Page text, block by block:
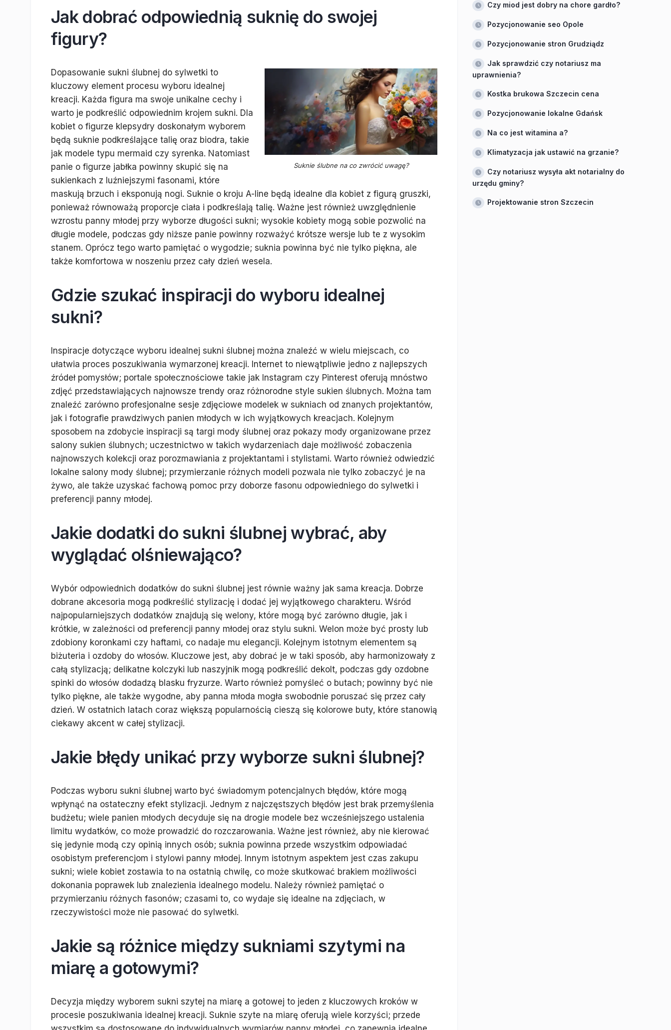
Jak dobrać odpowiednią suknię do swojej
figury?
Suknie ślubne na co zwrócić uwagę?
Dopasowanie sukni ślubnej do sylwetki to
kluczowy element procesu wyboru idealnej
kreacji. Każda figura ma swoje unikalne cechy i
warto je podkreślić odpowiednim krojem sukni. Dla
kobiet o figurze klepsydry doskonałym wyborem
będą suknie podkreślające talię oraz biodra, takie
jak modele typu mermaid czy syrenka. Natomiast
panie o figurze jabłka powinny skupić się na
sukienkach z luźniejszymi fasonami, które
maskują brzuch i eksponują nogi. Suknie o kroju A-line będą idealne dla kobiet z figurą gruszki,
ponieważ równoważą proporcje ciała i podkreślają talię. Ważne jest również uwzględnienie
wzrostu panny młodej przy wyborze długości sukni; wysokie kobiety mogą sobie pozwolić na
długie modele, podczas gdy niższe panie powinny rozważyć krótsze wersje lub te z wysokim
stanem. Oprócz tego warto pamiętać o wygodzie; suknia powinna być nie tylko piękna, ale
także komfortowa w noszeniu przez cały dzień wesela.
Gdzie szukać inspiracji do wyboru idealnej
sukni?
Inspiracje dotyczące wyboru idealnej sukni ślubnej można znaleźć w wielu miejscach, co
ułatwia proces poszukiwania wymarzonej kreacji. Internet to niewątpliwie jedno z najlepszych
źródeł pomysłów; portale społecznościowe takie jak Instagram czy Pinterest oferują mnóstwo
zdjęć przedstawiających najnowsze trendy oraz różnorodne style sukien ślubnych. Można tam
znaleźć zarówno profesjonalne sesje zdjęciowe modelek w sukniach od znanych projektantów,
jak i fotografie prawdziwych panien młodych w ich wyjątkowych kreacjach. Kolejnym
sposobem na zdobycie inspiracji są targi mody ślubnej oraz pokazy mody organizowane przez
salony sukien ślubnych; uczestnictwo w takich wydarzeniach daje możliwość zobaczenia
najnowszych kolekcji oraz porozmawiania z projektantami i stylistami. Warto również odwiedzić
lokalne salony mody ślubnej; przymierzanie różnych modeli pozwala nie tylko zobaczyć je na
żywo, ale także uzyskać fachową pomoc przy doborze fasonu odpowiedniego do sylwetki i
preferencji panny młodej.
Jakie dodatki do sukni ślubnej wybrać, aby
wyglądać olśniewająco?
Wybór odpowiednich dodatków do sukni ślubnej jest równie ważny jak sama kreacja. Dobrze
dobrane akcesoria mogą podkreślić stylizację i dodać jej wyjątkowego charakteru. Wśród
najpopularniejszych dodatków znajdują się welony, które mogą być zarówno długie, jak i
krótkie, w zależności od preferencji panny młodej oraz stylu sukni. Welon może być prosty lub
zdobiony koronkami czy haftami, co nadaje mu elegancji. Kolejnym istotnym elementem są
biżuteria i ozdoby do włosów. Kluczowe jest, aby dobrać je w taki sposób, aby harmonizowały z
całą stylizacją; delikatne kolczyki lub naszyjnik mogą podkreślić dekolt, podczas gdy ozdobne
spinki do włosów dodadzą blasku fryzurze. Warto również pomyśleć o butach; powinny być nie
tylko piękne, ale także wygodne, aby panna młoda mogła swobodnie poruszać się przez cały
dzień. W ostatnich latach coraz większą popularnością cieszą się kolorowe buty, które stanowią
ciekawy akcent w całej stylizacji.
Jakie błędy unikać przy wyborze sukni ślubnej?
Podczas wyboru sukni ślubnej warto być świadomym potencjalnych błędów, które mogą
wpłynąć na ostateczny efekt stylizacji. Jednym z najczęstszych błędów jest brak przemyślenia
budżetu; wiele panien młodych decyduje się na drogie modele bez wcześniejszego ustalenia
limitu wydatków, co może prowadzić do rozczarowania. Ważne jest również, aby nie kierować
się jedynie modą czy opinią innych osób; suknia powinna przede wszystkim odpowiadać
osobistym preferencjom i stylowi panny młodej. Innym istotnym aspektem jest czas zakupu
sukni; wiele kobiet zostawia to na ostatnią chwilę, co może skutkować brakiem możliwości
dokonania poprawek lub znalezienia idealnego modelu. Należy również pamiętać o
przymierzaniu różnych fasonów; czasami to, co wydaje się idealne na zdjęciach, w
rzeczywistości może nie pasować do sylwetki.
Jakie są różnice między sukniami szytymi na
miarę a gotowymi?
Decyzja między wyborem sukni szytej na miarę a gotowej to jeden z kluczowych kroków w
procesie poszukiwania idealnej kreacji. Suknie szyte na miarę oferują wiele korzyści; przede
Czy miod jest dobry na chore gardło?
Pozycjonowanie seo Opole
Pozycjonowanie stron Grudziądz
Jak sprawdzić czy notariusz ma
uprawnienia?
Kostka brukowa Szczecin cena
Pozycjonowanie lokalne Gdańsk
Na co jest witamina a?
Klimatyzacja jak ustawić na grzanie?
Czy notariusz wysyła akt notarialny do
urzędu gminy?
Projektowanie stron Szczecin